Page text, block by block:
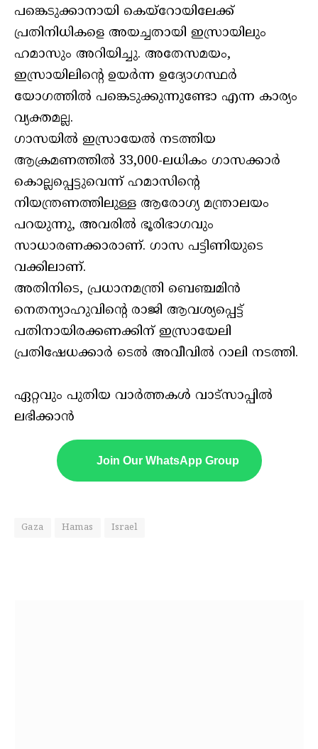
പങ്കെടുക്കാനായി കെയ്‌റോയിലേക്ക്
പ്രതിനിധികളെ അയച്ചതായി ഇസ്രായിലും
ഹമാസും അറിയിച്ചു. അതേസമയം,
ഇസ്രായിലിന്റെ ഉയർന്ന ഉദ്യോഗസ്ഥർ
യോഗത്തിൽ പങ്കെടുക്കുന്നുണ്ടോ എന്ന കാര്യം
വ്യക്തമല്ല.
ഗാസയിൽ ഇസ്രായേൽ നടത്തിയ
ആക്രമണത്തിൽ 33,000-ലധികം ഗാസക്കാർ
കൊല്ലപ്പെട്ടുവെന്ന് ഹമാസിന്റെ
നിയന്ത്രണത്തിലുള്ള ആരോഗ്യ മന്ത്രാലയം
പറയുന്നു, അവരിൽ ഭൂരിഭാഗവും
സാധാരണക്കാരാണ്. ഗാസ പട്ടിണിയുടെ
വക്കിലാണ്.
അതിനിടെ, പ്രധാനമന്ത്രി ബെഞ്ചമിൻ
നെതന്യാഹുവിന്റെ രാജി ആവശ്യപ്പെട്ട്
പതിനായിരക്കണക്കിന് ഇസ്രായേലി
പ്രതിഷേധക്കാർ ടെൽ അവീവിൽ റാലി നടത്തി.
ഏറ്റവും പുതിയ വാർത്തകൾ വാട്സാപ്പിൽ
ലഭിക്കാൻ
Join Our WhatsApp Group
Gaza Hamas Israel